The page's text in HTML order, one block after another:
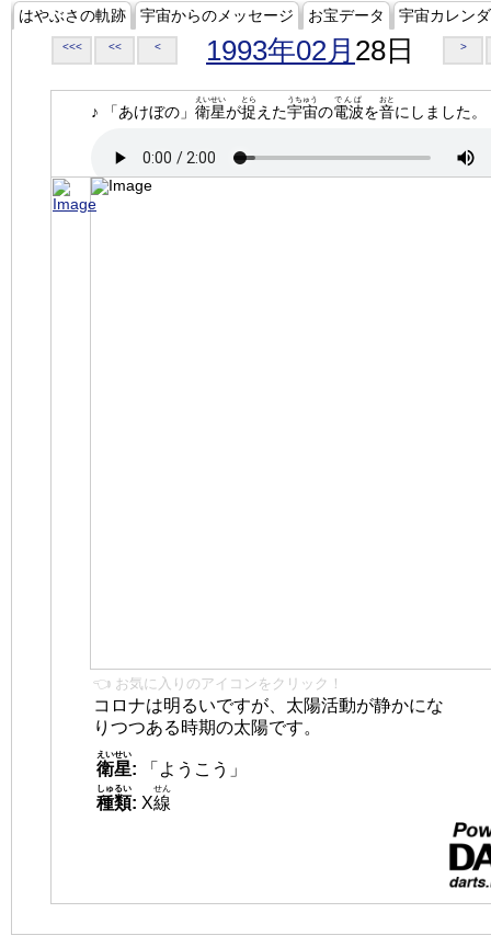
はやぶさの軌跡 宇宙からのメッセージ お宝データ 宇宙カレン
<<< << < 1993年02月 28日 >
♪ 「あけぼの」 衛星
えいせい
が捉
とら
えた宇宙
うちゅう
の電波
でんぱ
を音
おと
にしました。
👈 お気に入りのアイコンをクリック！
コロナは明るいですが、太陽活動が静かにな
りつつある時期の太陽です。
衛星
えいせい
:
「ようこう」
種類
しゅるい
: X線
せん